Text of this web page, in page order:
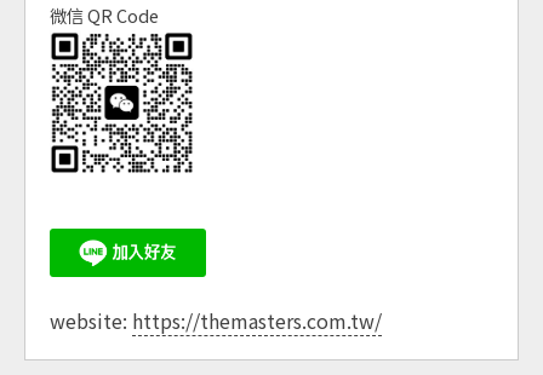
微信 QR Code
website: https://themasters.com.tw/